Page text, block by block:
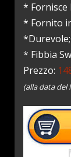
* Fornisce
* Fornito
* Fibbia
Prezzo:
(alla data del